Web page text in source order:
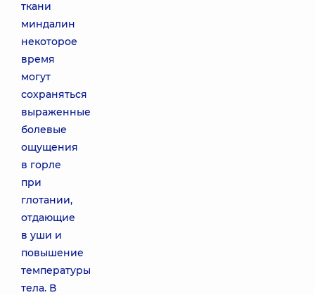
ткани
миндалин
некоторое
время
могут
сохраняться
выраженные
болевые
ощущения
в горле
при
глотании,
отдающие
в уши и
повышение
температуры
тела. В